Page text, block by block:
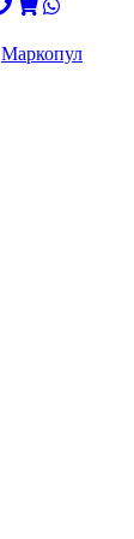
Маркопул